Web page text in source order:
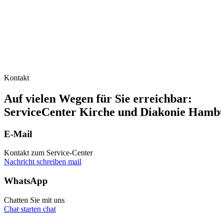
Kontakt
Auf vielen Wegen für Sie erreichbar:
ServiceCenter Kirche und Diakonie
E-Mail
Kontakt zum Service-Center
Nachricht schreiben mail
WhatsApp
Chatten Sie mit uns
Chat starten chat